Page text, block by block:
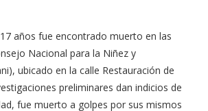
años fue encontrado muerto en las
Nacional para la Niñez y
ubicado en la calle Restauración de
preliminares dan indicios de
fue muerto a golpes por sus mismos